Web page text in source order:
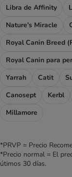
Libra de Affinity
Nature's Miracle
Royal Canin Breed
Royal Canin para
Yarrah
Catit
Canosept
Kerbl
Millamore
*PRVP = Precio
*Precio normal = El
útimos 30 días.